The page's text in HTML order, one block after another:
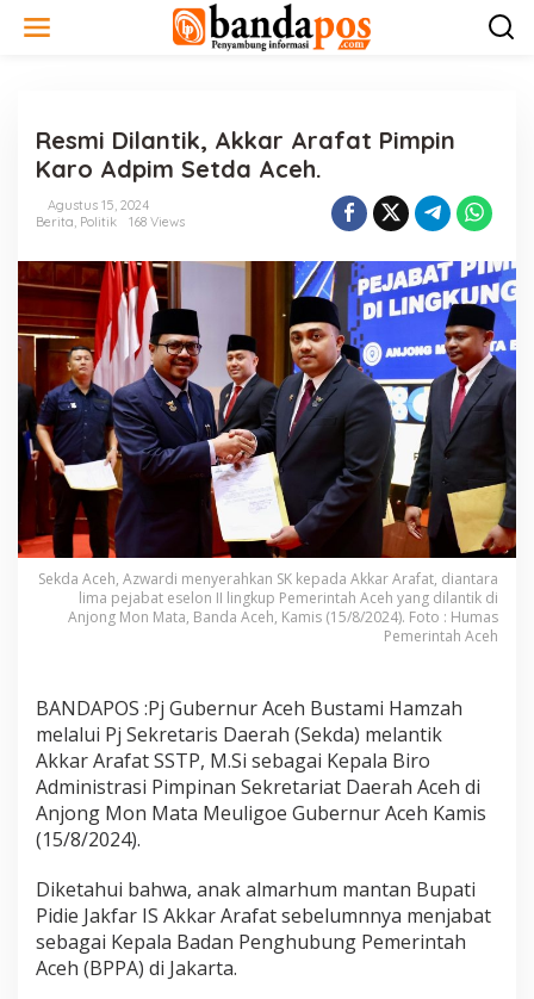
Resmi Dilantik, Akkar Arafat Pimpin
Karo Adpim Setda Aceh.
Agustus 15, 2024
Berita, Politik 168 Views
Sekda Aceh, Azwardi menyerahkan SK kepada Akkar Arafat, diantara
lima pejabat eselon II lingkup Pemerintah Aceh yang dilantik di
Anjong Mon Mata, Banda Aceh, Kamis (15/8/2024). Foto : Humas
Pemerintah Aceh
BANDAPOS :Pj Gubernur Aceh Bustami Hamzah
melalui Pj Sekretaris Daerah (Sekda) melantik
Akkar Arafat SSTP, M.Si sebagai Kepala Biro
Administrasi Pimpinan Sekretariat Daerah Aceh di
Anjong Mon Mata Meuligoe Gubernur Aceh Kamis
(15/8/2024).
Diketahui bahwa, anak almarhum mantan Bupati
Pidie Jakfar IS Akkar Arafat sebelumnnya menjabat
sebagai Kepala Badan Penghubung Pemerintah
Aceh (BPPA) di Jakarta.